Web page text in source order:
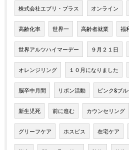
株式会社エブリ・プラス オンライン
高齢化率 世界一 高齢者就業 福
世界アルツハイマーデー ９月２１日
オレンジリング １０月になりました
脳卒中月間 リボン活動 ピンク&ブ
新生児死 前に進む カウンセリング
グリーフケア ホスピス 在宅ケア